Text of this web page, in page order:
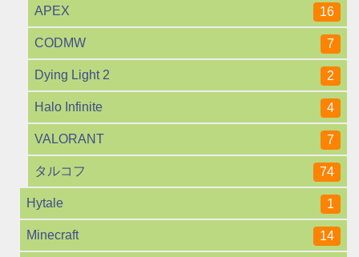
APEX 16
CODMW 7
Dying Light 2 2
Halo Infinite 4
VALORANT 7
タルコフ 74
Hytale 1
Minecraft 14